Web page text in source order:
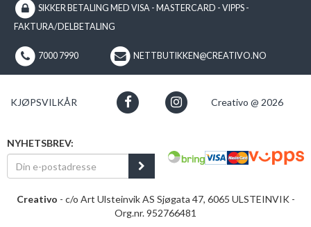
SIKKER BETALING MED VISA - MASTERCARD - VIPPS -
FAKTURA/DELBETALING
7000 7990 NETTBUTIKKEN@CREATIVO.NO
KJØPSVILKÅR Creativo @ 2026
NYHETSBREV:
Creativo - c/o Art Ulsteinvik AS Sjøgata 47, 6065 ULSTEINVIK -
Org.nr. 952766481